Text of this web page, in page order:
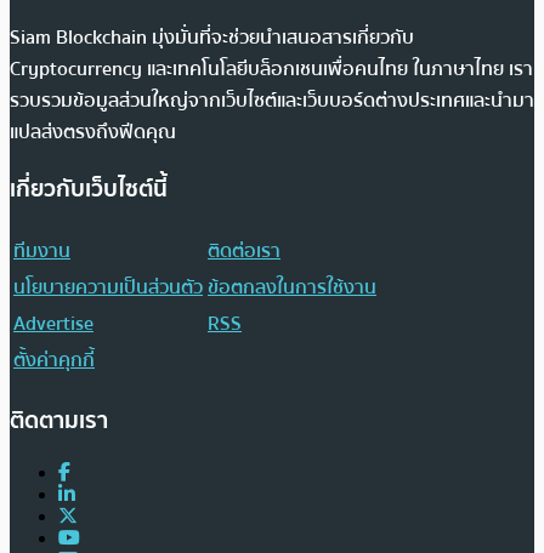
Siam Blockchain มุ่งมั่นที่จะช่วยนำเสนอสารเกี่ยวกับ
Cryptocurrency และเทคโนโลยีบล็อกเชนเพื่อคนไทย ในภาษาไทย เรา
รวบรวมข้อมูลส่วนใหญ่จากเว็บไซต์และเว็บบอร์ดต่างประเทศและนำมา
แปลส่งตรงถึงฟีดคุณ
เกี่ยวกับเว็บไซต์นี้
ทีมงาน
ติดต่อเรา
นโยบายความเป็นส่วนตัวข้อตกลงในการใช้งาน
Advertise
RSS
ตั้งค่าคุกกี้
ติดตามเรา